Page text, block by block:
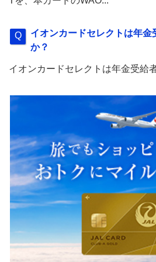
イオンカードセレクトは年金
か？
イオンカードセレクトは年金受給